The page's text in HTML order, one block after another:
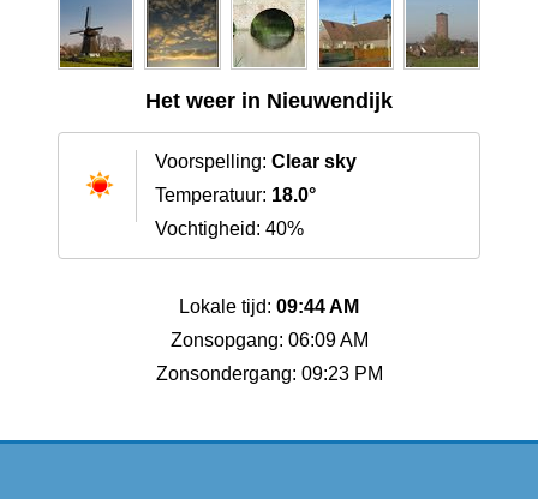
Het weer in Nieuwendijk
Voorspelling: Clear sky
Temperatuur: 18.0°
Vochtigheid: 40%
Lokale tijd: 09:44 AM
Zonsopgang: 06:09 AM
Zonsondergang: 09:23 PM